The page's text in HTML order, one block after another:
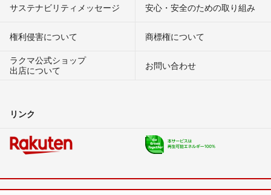
サステナビリティメッセージ 安心・安全のための取り組み
権利侵害について
商標権について
ラクマ公式ショップ
出店について
お問い合わせ
リンク